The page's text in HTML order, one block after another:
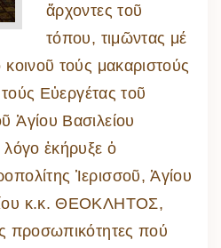
ἄρχοντες τοῦ
τόπου, τιμῶντας μέ
τούς μακαριστούς
τούς Εὐεργέτας τοῦ
Ἁγίου Βασιλείου
ἐκήρυξε ὁ
Ἱερισσοῦ, Ἁγίου
κ.κ. ΘΕΟΚΛΗΤΟΣ,
προσωπικότητες πού